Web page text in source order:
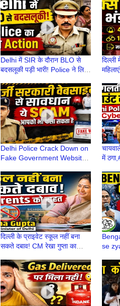
Delhi में SIR के दौरान BLO से
बदसलूकी पड़ी भारी! Police ने लिया
Delhi Police Crack Down on
Fake Government Website
#OfficialVersion
में
दिल्ली के प्राइवेट स्कूल नहीं बना
सकते दबाव! CM रेखा गुप्ता का
se